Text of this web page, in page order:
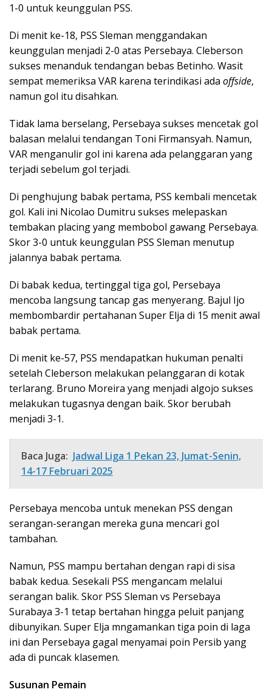
1-0 untuk keunggulan PSS.
Di menit ke-18, PSS Sleman menggandakan
keunggulan menjadi 2-0 atas Persebaya. Cleberson
sukses menanduk tendangan bebas Betinho. Wasit
sempat memeriksa VAR karena terindikasi ada offside,
namun gol itu disahkan.
Tidak lama berselang, Persebaya sukses mencetak gol
balasan melalui tendangan Toni Firmansyah. Namun,
VAR menganulir gol ini karena ada pelanggaran yang
terjadi sebelum gol terjadi.
Di penghujung babak pertama, PSS kembali mencetak
gol. Kali ini Nicolao Dumitru sukses melepaskan
tembakan placing yang membobol gawang Persebaya.
Skor 3-0 untuk keunggulan PSS Sleman menutup
jalannya babak pertama.
Di babak kedua, tertinggal tiga gol, Persebaya
mencoba langsung tancap gas menyerang. Bajul Ijo
membombardir pertahanan Super Elja di 15 menit awal
babak pertama.
Di menit ke-57, PSS mendapatkan hukuman penalti
setelah Cleberson melakukan pelanggaran di kotak
terlarang. Bruno Moreira yang menjadi algojo sukses
melakukan tugasnya dengan baik. Skor berubah
menjadi 3-1.
Baca Juga: Jadwal Liga 1 Pekan 23, Jumat-Senin,
14-17 Februari 2025
Persebaya mencoba untuk menekan PSS dengan
serangan-serangan mereka guna mencari gol
tambahan.
Namun, PSS mampu bertahan dengan rapi di sisa
babak kedua. Sesekali PSS mengancam melalui
serangan balik. Skor PSS Sleman vs Persebaya
Surabaya 3-1 tetap bertahan hingga peluit panjang
dibunyikan. Super Elja mngamankan tiga poin di laga
ini dan Persebaya gagal menyamai poin Persib yang
ada di puncak klasemen.
Susunan Pemain